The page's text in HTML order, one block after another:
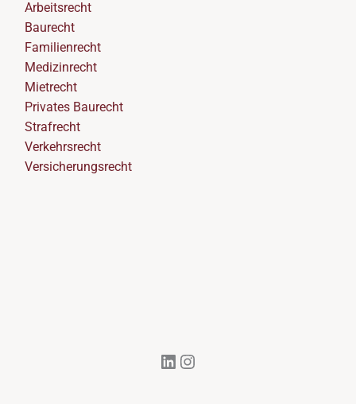
Arbeitsrecht
Baurecht
Familienrecht
Medizinrecht
Mietrecht
Privates Baurecht
Strafrecht
Verkehrsrecht
Versicherungsrecht
LinkedIn
Instagram